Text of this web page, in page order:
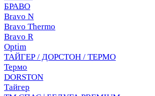
БРАВО
Bravo N
Bravo Thermo
Bravo R
Optim
ТАЙГЕР / ДОРСТОН / ТЕРМО
Термо
DORSTON
Тайгер